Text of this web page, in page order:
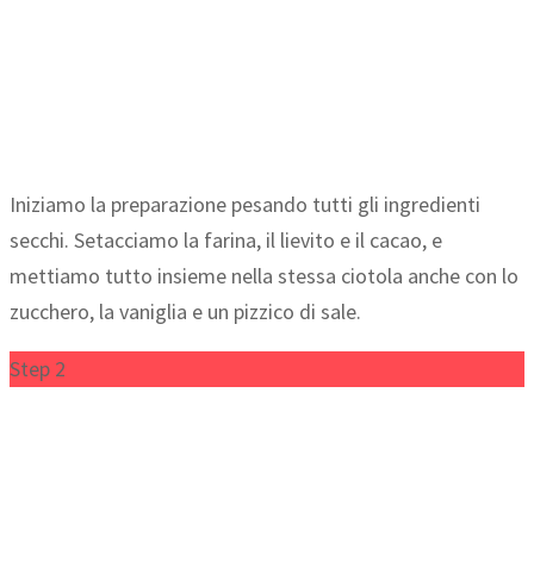
Iniziamo la preparazione pesando tutti gli ingredienti
secchi. Setacciamo la farina, il lievito e il cacao, e
mettiamo tutto insieme nella stessa ciotola anche con lo
zucchero, la vaniglia e un pizzico di sale.
Step 2